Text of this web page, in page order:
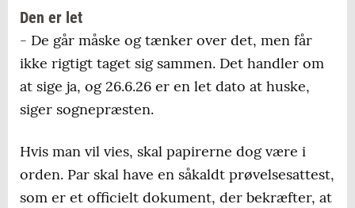
Den er let
- De går måske og tænker over det, men får
ikke rigtigt taget sig sammen. Det handler om
at sige ja, og 26.6.26 er en let dato at huske,
siger sognepræsten.
Hvis man vil vies, skal papirerne dog være i
orden. Par skal have en såkaldt prøvelsesattest,
som er et officielt dokument, der bekræfter, at